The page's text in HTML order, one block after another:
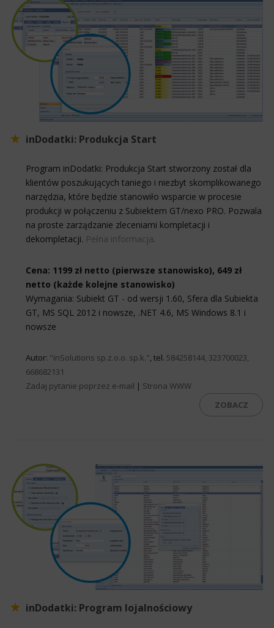
inDodatki: Produkcja Start
Program inDodatki: Produkcja Start stworzony został dla
klientów poszukujących taniego i niezbyt skomplikowanego
narzędzia, które będzie stanowiło wsparcie w procesie
produkcji w połączeniu z Subiektem GT/nexo PRO. Pozwala
na proste zarządzanie zleceniami kompletacji i
dekompletacji. Pełna informacja.
Cena: 1199 zł netto (pierwsze stanowisko), 649 zł
netto (każde kolejne stanowisko)
Wymagania: Subiekt GT - od wersji 1.60, Sfera dla Subiekta
GT, MS SQL 2012 i nowsze, .NET 4.6, MS Windows 8.1 i
nowsze
Autor: "inSolutions sp.z.o.o. sp.k." , tel. 584258144, 323700023,
668682131
Zadaj pytanie poprzez e-mail | Strona WWW
ZOBACZ
inDodatki: Program lojalnościowy